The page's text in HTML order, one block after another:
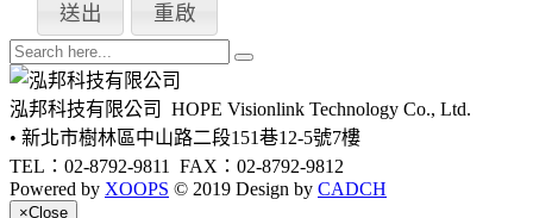
泓邦科技有限公司 HOPE Visionlink Technology Co., Ltd.
• 新北市樹林區中山路二段151巷12-5號7樓
TEL：02-8792-9811 FAX：02-8792-9812
Powered by XOOPS © 2019 Design by CADCH
×Close